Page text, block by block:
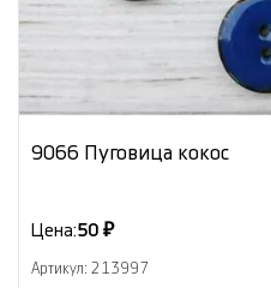
9066 Пуговица кокос
Цена:50 ₽
Артикул: 213997